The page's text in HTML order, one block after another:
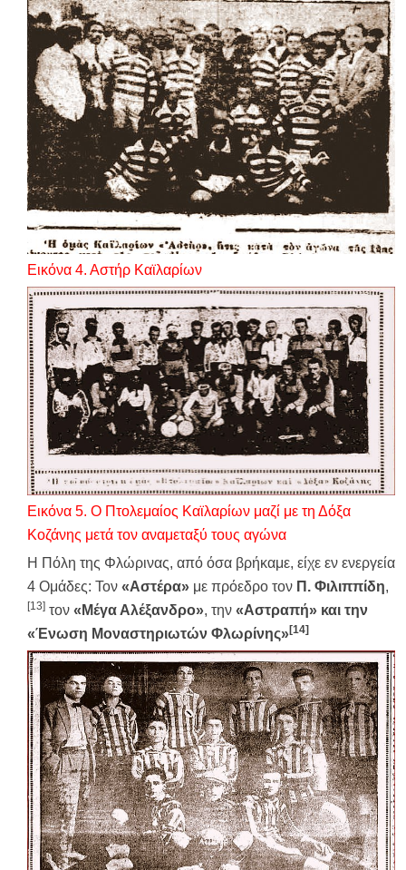
Εικόνα 4. Αστήρ Καϊλαρίων
Εικόνα 5. Ο Πτολεμαίος Καϊλαρίων μαζί με τη Δόξα
Κοζάνης μετά τον αναμεταξύ τους αγώνα
Η Πόλη της Φλώρινας, από όσα βρήκαμε, είχε εν ενεργεία
4 Ομάδες: Τον «Αστέρα» με πρόεδρο τον Π. Φιλιππίδη,
[13] τον «Μέγα Αλέξανδρο», την «Αστραπή» και την
«Ένωση Μοναστηριωτών Φλωρίνης»[14]